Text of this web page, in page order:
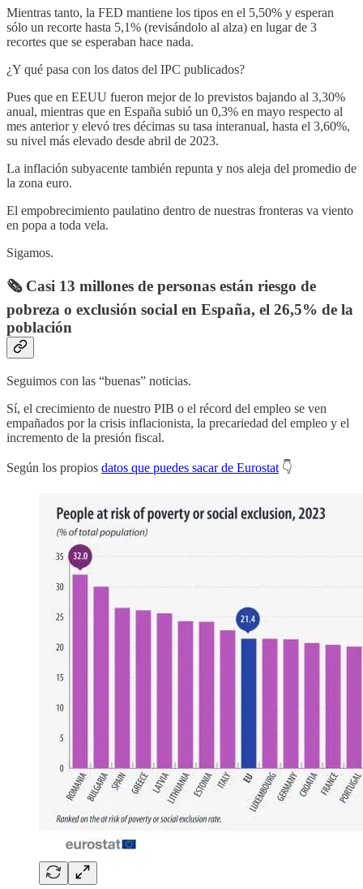
Mientras tanto, la FED mantiene los tipos en el 5,50% y esperan
sólo un recorte hasta 5,1% (revisándolo al alza) en lugar de 3
recortes que se esperaban hace nada.
¿Y qué pasa con los datos del IPC publicados?
Pues que en EEUU fueron mejor de lo previstos bajando al 3,30%
anual, mientras que en España subió un 0,3% en mayo respecto al
mes anterior y elevó tres décimas su tasa interanual, hasta el 3,60%,
su nivel más elevado desde abril de 2023.
La inflación subyacente también repunta y nos aleja del promedio de
la zona euro.
El empobrecimiento paulatino dentro de nuestras fronteras va viento
en popa a toda vela.
Sigamos.
🗞️ Casi 13 millones de personas están riesgo de
pobreza o exclusión social en España, el 26,5% de la
población
Seguimos con las “buenas” noticias.
Sí, el crecimiento de nuestro PIB o el récord del empleo se ven
empañados por la crisis inflacionista, la precariedad del empleo y el
incremento de la presión fiscal.
Según los propios datos que puedes sacar de Eurostat 👇